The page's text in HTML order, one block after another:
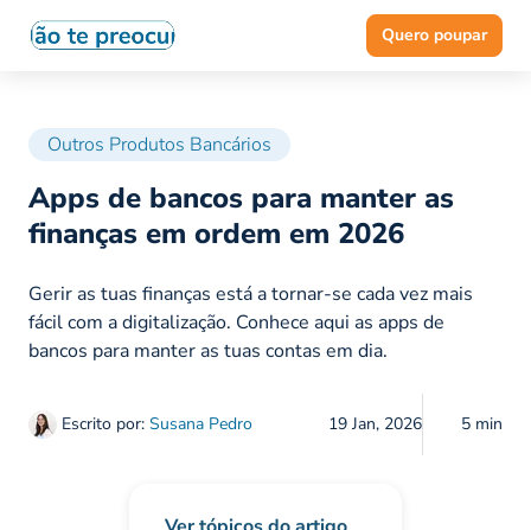
Quero poupar
Outros Produtos Bancários
Apps de bancos para manter as
finanças em ordem em 2026
Escrito por: Susana Pedro 19 Jan, 2026 5 min
Gerir as tuas finanças está a tornar-se cada vez mais
fácil com a digitalização. Conhece aqui as apps de
bancos para manter as tuas contas em dia.